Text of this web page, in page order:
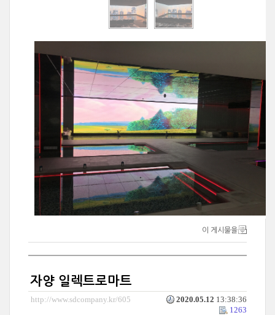
이 게시물을
자양 일렉트로마트
http://www.sdcompany.kr/605 2020.05.12 13:38:36
1263